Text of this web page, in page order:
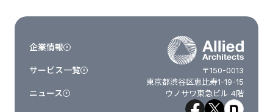
〒150-0013
東京都渋谷区恵比寿1-19-15
ウノサワ東急ビル 4階
企業情報
サービス一覧
ニュース